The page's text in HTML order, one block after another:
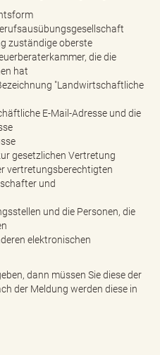
zuständige oberste
die die
hat
"Landwirtschaftliche
E-Mail-Adresse und die
gesetzlichen Vertretung
vertretungsberechtigten
und
und die Personen, die
elektronischen
dann müssen Sie diese der
der Meldung werden diese in